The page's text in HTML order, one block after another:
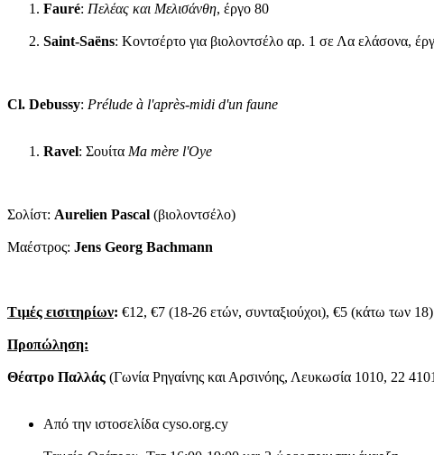
Fauré: Πελέας και Μελισάνθη, έργο 80
Saint-Saëns: Κοντσέρτο για βιολοντσέλο αρ. 1 σε Λα ελάσονα,
Cl. Debussy: Prélude à l'après-midi d'un faune
Ravel: Σουίτα Ma mère l'Oye
Σολίστ: Aurelien Pascal (βιολοντσέλο)
Μαέστρος: Jens Georg Bachmann
Τιμές εισιτηρίων: €12, €7 (18-26 ετών, συνταξιούχοι), €5 (κάτω των 18)
Προπώληση:
Θέατρο Παλλάς (Γωνία Ρηγαίνης και Αρσινόης, Λευκωσία 1010, 22
Aπό την ιστοσελίδα cyso.org.cy